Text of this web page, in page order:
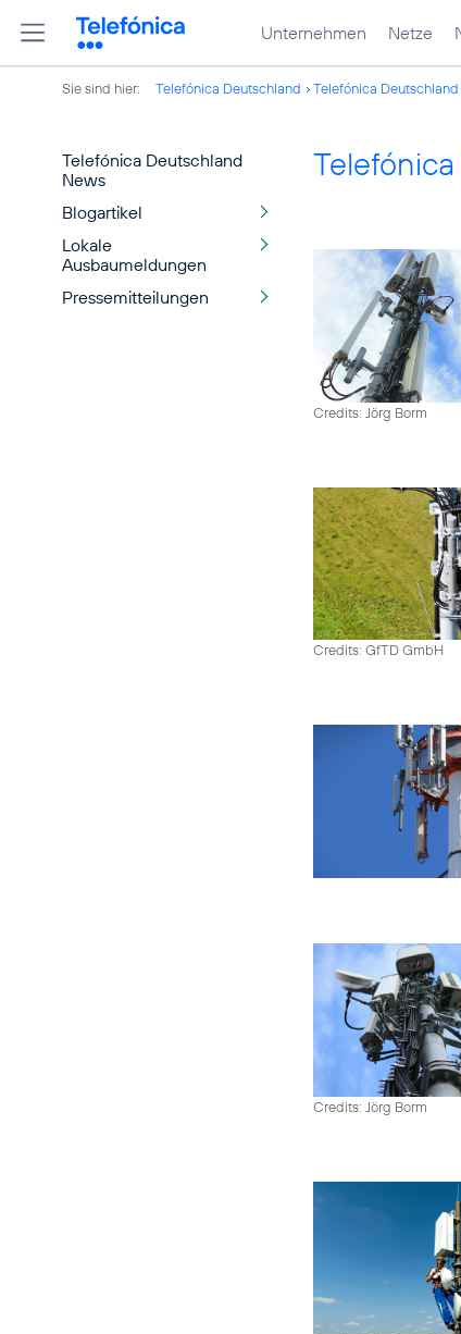
Unternehmen Netze
Sie sind hier: Telefónica Deutschland Telefónica
Telefónica Deutschland
News
Blogartikel
Lokale
Ausbaumeldungen
Pressemitteilungen
Credits: Jörg Borm
Credits: GfTD GmbH
Credits: Jörg Borm